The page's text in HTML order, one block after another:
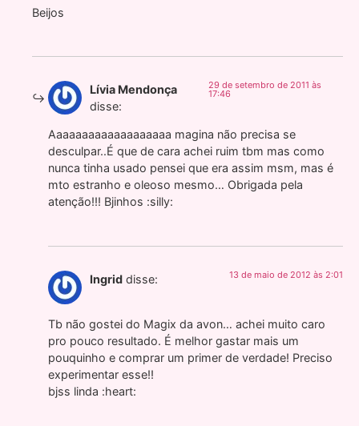
Beijos
Lívia Mendonça
disse:
29 de setembro de 2011 às
17:46
Aaaaaaaaaaaaaaaaaaa magina não precisa se
desculpar..É que de cara achei ruim tbm mas como
nunca tinha usado pensei que era assim msm, mas é
mto estranho e oleoso mesmo… Obrigada pela
atenção!!! Bjinhos :silly:
Ingrid disse: 13 de maio de 2012 às 2:01
Tb não gostei do Magix da avon… achei muito caro
pro pouco resultado. É melhor gastar mais um
pouquinho e comprar um primer de verdade! Preciso
experimentar esse!!
bjss linda :heart: